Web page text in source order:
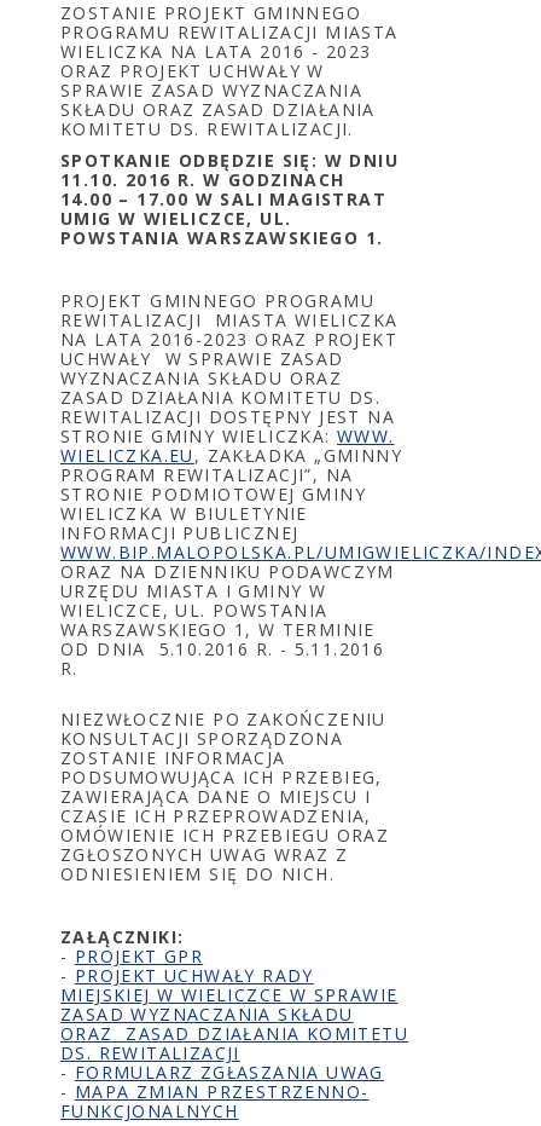
ZOSTANIE PROJEKT GMINNEGO
PROGRAMU REWITALIZACJI MIASTA
WIELICZKA NA LATA 2016 - 2023
ORAZ PROJEKT UCHWAŁY W
SPRAWIE ZASAD WYZNACZANIA
SKŁADU ORAZ ZASAD DZIAŁANIA
KOMITETU DS. REWITALIZACJI.
SPOTKANIE ODBĘDZIE SIĘ: W DNIU
11.10. 2016 R. W GODZINACH
14.00 – 17.00 W SALI MAGISTRAT
UMIG W WIELICZCE, UL.
POWSTANIA WARSZAWSKIEGO 1.
PROJEKT GMINNEGO PROGRAMU
REWITALIZACJI MIASTA WIELICZKA
NA LATA 2016-2023 ORAZ PROJEKT
UCHWAŁY W SPRAWIE ZASAD
WYZNACZANIA SKŁADU ORAZ
ZASAD DZIAŁANIA KOMITETU DS.
REWITALIZACJI DOSTĘPNY JEST NA
STRONIE GMINY WIELICZKA: WWW.
WIELICZKA.EU , ZAKŁADKA „GMINNY
PROGRAM REWITALIZACJI”, NA
STRONIE PODMIOTOWEJ GMINY
WIELICZKA W BIULETYNIE
INFORMACJI PUBLICZNEJ
WWW.BIP.MALOPOLSKA.PL/UMIGWIELICZKA/
ORAZ NA DZIENNIKU PODAWCZYM
URZĘDU MIASTA I GMINY W
WIELICZCE, UL. POWSTANIA
WARSZAWSKIEGO 1, W TERMINIE
OD DNIA 5.10.2016 R. - 5.11.2016
R.
NIEZWŁOCZNIE PO ZAKOŃCZENIU
KONSULTACJI SPORZĄDZONA
ZOSTANIE INFORMACJA
PODSUMOWUJĄCA ICH PRZEBIEG,
ZAWIERAJĄCA DANE O MIEJSCU I
CZASIE ICH PRZEPROWADZENIA,
OMÓWIENIE ICH PRZEBIEGU ORAZ
ZGŁOSZONYCH UWAG WRAZ Z
ODNIESIENIEM SIĘ DO NICH.
ZAŁĄCZNIKI:
- PROJEKT GPR
- PROJEKT UCHWAŁY RADY
MIEJSKIEJ W WIELICZCE W SPRAWIE
ZASAD WYZNACZANIA SKŁADU
ORAZ ZASAD DZIAŁANIA KOMITETU
DS. REWITALIZACJI
- FORMULARZ ZGŁASZANIA UWAG
- MAPA ZMIAN PRZESTRZENNO-
FUNKCJONALNYCH